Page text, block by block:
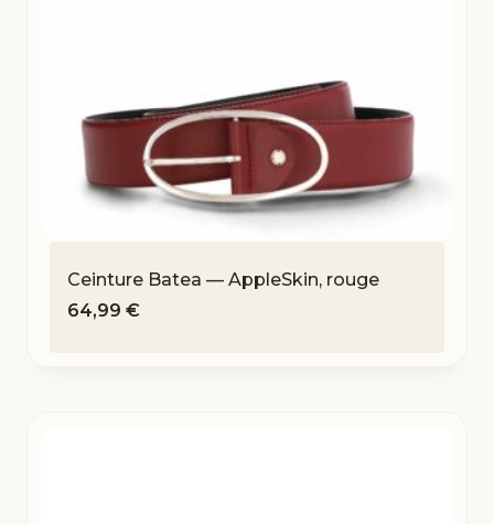
Ceinture Batea — AppleSkin, rouge
64,99 €